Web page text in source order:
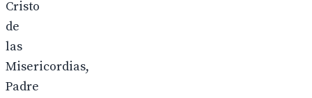
Cristo
de
las
Misericordias,
Padre